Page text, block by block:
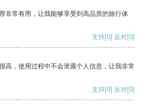
非常有用，让我能够享受到高品质的旅行体
支持[0] 反对[0]
高，使用过程中不会泄露个人信息，让我非常
支持[0] 反对[0]